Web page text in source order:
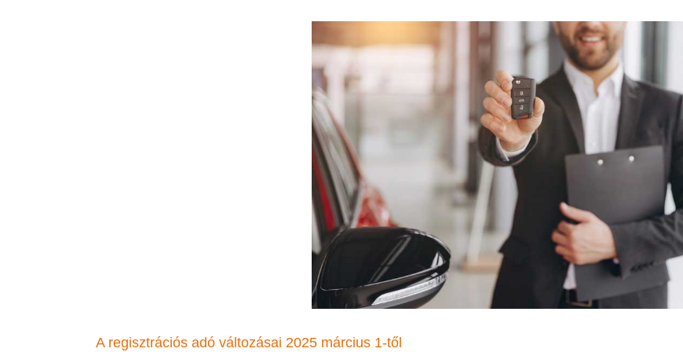
A regisztrációs adó változásai 2025 március 1-től